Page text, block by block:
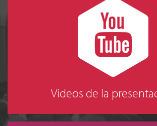
Videos de la